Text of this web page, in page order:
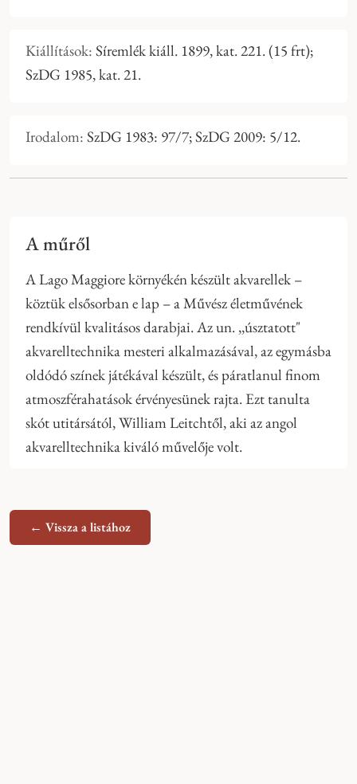
Kiállítások: Síremlék kiáll. 1899, kat. 221. (15 frt);
SzDG 1985, kat. 21.
Irodalom: SzDG 1983: 97/7; SzDG 2009: 5/12.
A műről
A Lago Maggiore környékén készült akvarellek –
köztük elsősorban e lap – a Művész életművének
rendkívül kvalitásos darabjai. Az un. ,,úsztatott"
akvarelltechnika mesteri alkalmazásával, az egymásba
oldódó színek játékával készült, és páratlanul finom
atmoszférahatások érvényesünek rajta. Ezt tanulta
skót utitársától, William Leitchtől, aki az angol
akvarelltechnika kiváló művelője volt.
← Vissza a listához